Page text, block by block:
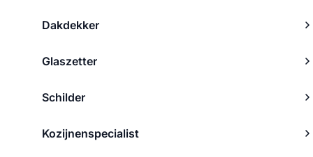
Dakdekker
Glaszetter
Schilder
Kozijnenspecialist